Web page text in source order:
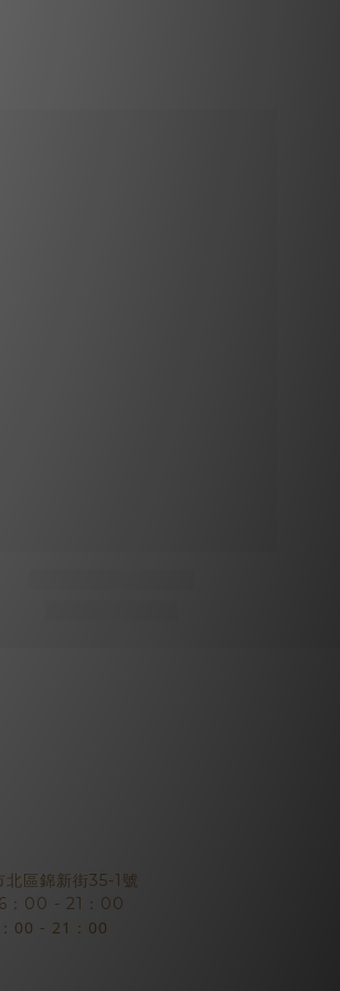
區錦新街35-1號
：00 - 21：00
：00 - 21：00